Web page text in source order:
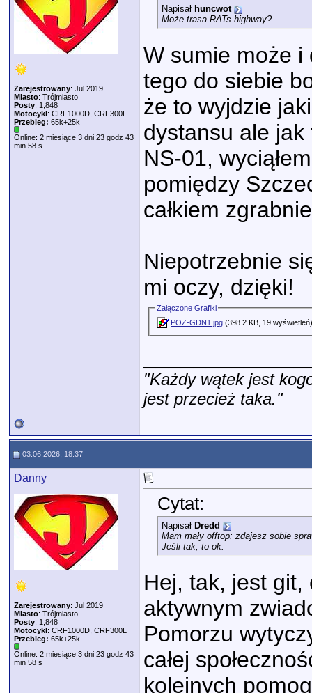
Zarejestrowany: Jul 2019
Miasto: Trójmiasto
Posty: 1,848
Motocykl: CRF1000D, CRF300L
Przebieg: 65k+25k
Online: 2 miesiące 3 dni 23 godz 43
min 58 s
Napisał huncwot
Może trasa RATs highway?
W sumie może i
tego do siebie
że to wyjdzie
dystansu ale jak
NS-01,
pomiędzy
całkiem
Niepotrzebnie
mi oczy, dzięki!
Załączone Grafiki
POZ-GDN1.jpg (398.2 KB, 19
"Każdy wątek jest
jest przecież taka."
03.06.2026, 18:37
Danny
Zarejestrowany: Jul 2019
Miasto: Trójmiasto
Posty: 1,848
Motocykl: CRF1000D, CRF300L
Przebieg: 65k+25k
Online: 2 miesiące 3 dni 23 godz 43
min 58 s
Cytat:
Napisał Dredd
Mam mały offtop: zdajesz sobie
Jeśli tak, to ok.
Hej, tak, jest
aktywnym
Pomorzu
całej
kolejnych